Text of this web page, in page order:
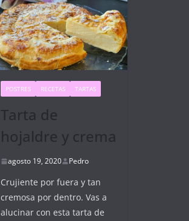
POSTRES RECETAS TARTAS
Tarta de
hojaldre y crema
agosto 19, 2020 Pedro
Crujiente por fuera y tan
cremosa por dentro. Vas a
alucinar con esta tarta de